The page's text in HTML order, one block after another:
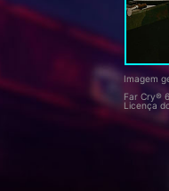
Imagem
Far Cry®
Licença